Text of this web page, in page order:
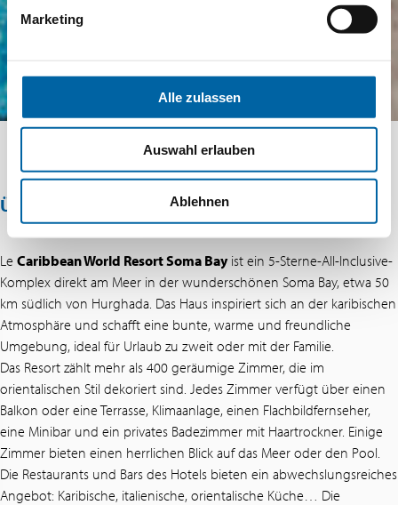
Marketing
Alle zulassen
Auswahl erlauben
Ablehnen
ÜBER DIESES ANGEBOT
Le Caribbean World Resort Soma Bayist ein 5-Sterne-All-Inclusive-
Komplex direkt am Meer in der wunderschönen Soma Bay, etwa 50
km südlich von Hurghada. Das Haus inspiriert sich an der karibischen
Atmosphäre und schafft eine bunte, warme und freundliche
Umgebung, ideal für Urlaub zu zweit oder mit der Familie.
Das Resort zählt mehr als 400 geräumige Zimmer, die im
orientalischen Stil dekoriert sind. Jedes Zimmer verfügt über einen
Balkon oder eine Terrasse, Klimaanlage, einen Flachbildfernseher,
eine Minibar und ein privates Badezimmer mit Haartrockner. Einige
Zimmer bieten einen herrlichen Blick auf das Meer oder den Pool.
Die Restaurants und Bars des Hotels bieten ein abwechslungsreiches
Angebot: Karibische, italienische, orientalische Küche… Die